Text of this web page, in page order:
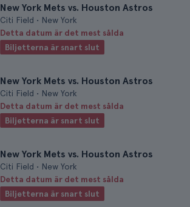
New York Mets vs. Houston Astros
Citi Field • New York
Detta datum är det mest sålda
Biljetterna är snart slut
New York Mets vs. Houston Astros
Citi Field • New York
Detta datum är det mest sålda
Biljetterna är snart slut
New York Mets vs. Houston Astros
Citi Field • New York
Detta datum är det mest sålda
Biljetterna är snart slut